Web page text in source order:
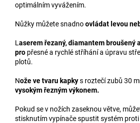
optimálním vyvážením.
Nůžky můžete snadnoovládat levou
L aserem řezaný, diamantem broušený
pro přesné a rychlé stříhání a úpravu
plotů.
Nože ve tvaru kapkys roztečí zubů 30
vysokým řezným výkonem.
Pokud se v nožích zaseknou větve,
stisknutím vypínače spustit systém